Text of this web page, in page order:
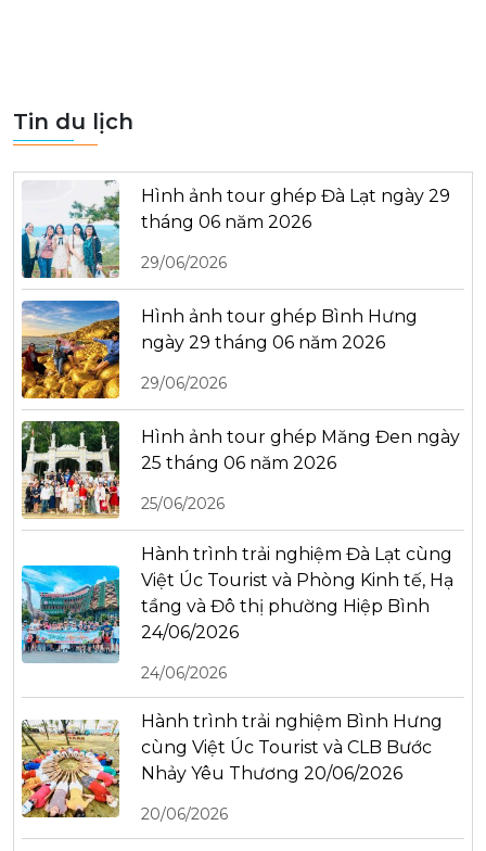
Tin du lịch
Hình ảnh tour ghép Đà Lạt ngày 29
tháng 06 năm 2026
29/06/2026
Hình ảnh tour ghép Bình Hưng
ngày 29 tháng 06 năm 2026
29/06/2026
Hình ảnh tour ghép Măng Đen ngày
25 tháng 06 năm 2026
25/06/2026
Hành trình trải nghiệm Đà Lạt cùng
Việt Úc Tourist và Phòng Kinh tế, Hạ
tầng và Đô thị phường Hiệp Bình
24/06/2026
24/06/2026
Hành trình trải nghiệm Bình Hưng
cùng Việt Úc Tourist và CLB Bước
Nhảy Yêu Thương 20/06/2026
20/06/2026